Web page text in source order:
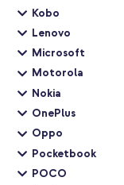
Kobo
Lenovo
Microsoft
Motorola
Nokia
OnePlus
Oppo
Pocketbook
POCO